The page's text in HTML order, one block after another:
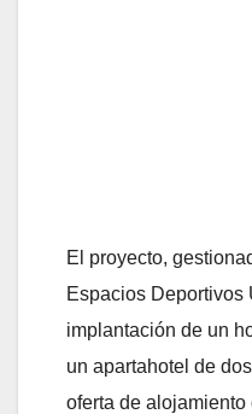
El proyecto,
Espacios Deportivos
implantación de un
un apartahotel de
oferta de